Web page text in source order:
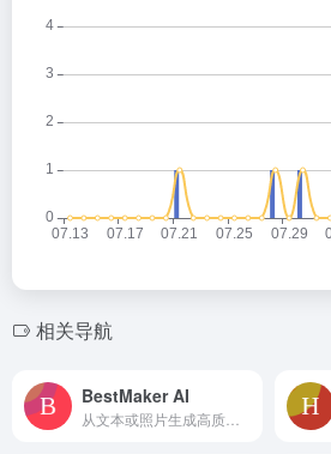
相关导航
BestMaker AI